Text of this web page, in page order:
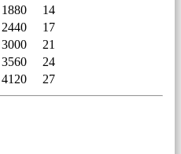
1880
14
2440
17
3000
21
3560
24
4120 27